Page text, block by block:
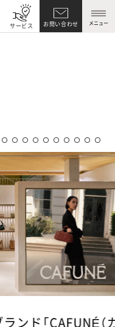
サービス お問い合わせ メニュー
ド「CAFUNÉ（カ